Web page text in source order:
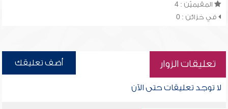
المقيميّن : 4
في خزائن : 0
تعليقات الزوار أضف تعليقك
لا توجد تعليقات حتى الآن